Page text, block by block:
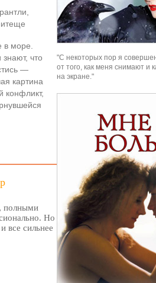
в море.
что
—
картина
конфликт,
полными
Но
все сильнее
"С некоторых пор я
от того, как меня снимают и
на экране."